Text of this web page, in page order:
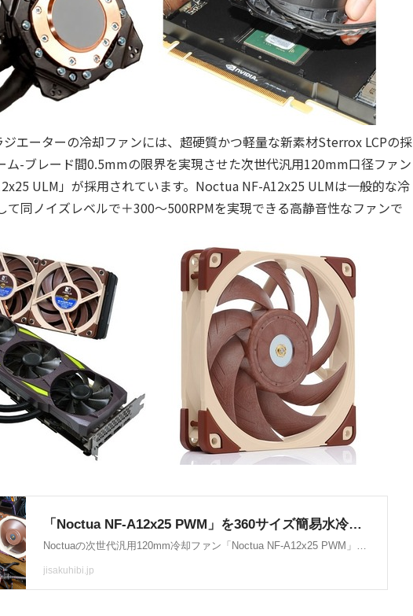
エーターの冷却ファンには、超硬質かつ軽量な新素材Sterrox LCPの採
ム-ブレード間0.5mmの限界を実現させた次世代汎用120mm口径ファン
ULM」が採用されています。Noctua NF-A12x25 ULMは一般的な冷
て同ノイズレベルで＋300～500RPMを実現できる高静音性なファンで